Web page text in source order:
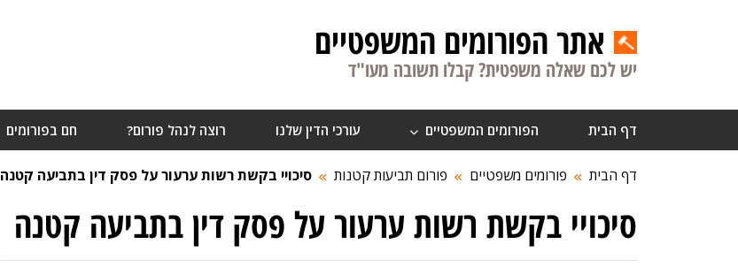
אתר הפורומים המשפטיים
יש לכם שאלה משפטית? קבלו תשובה מעו"ד
דף הבית הפורומים המשפטיים עורכי הדין שלנו רוצה לנהל פורום? חם בפורומים
דף הבית פורומים משפטיים פורום תביעות קטנות סיכויי בקשת רשות ערעור על פסק דין בתביעה קטנה
סיכויי בקשת רשות ערעור על פסק דין בתביעה קטנה